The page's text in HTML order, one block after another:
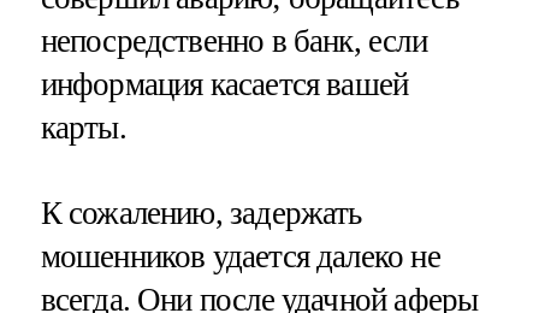
непосредственно в банк, если
информация касается вашей
карты.
К сожалению, задержать
мошенников удается далеко не
всегда. Они после удачной аферы